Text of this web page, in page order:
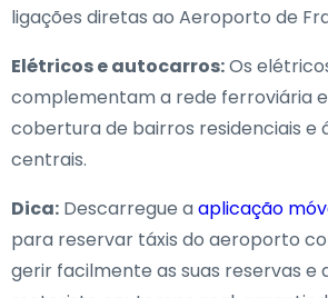
ligações diretas ao Aeroporto de
Elétricos e autocarros:Os
complementam a rede ferroviária
cobertura de bairros residenciais e
centrais.
Dica: Descarregue aaplicação
para reservar táxis do aeroporto
gerir facilmente as suas reservas e